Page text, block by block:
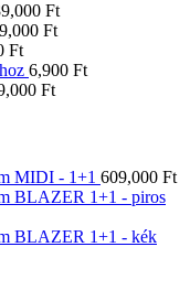
Ft
Ft
Ft
6,900 Ft
Ft
MIDI - 1+1 609,000 Ft
BLAZER 1+1 - piros
BLAZER 1+1 - kék